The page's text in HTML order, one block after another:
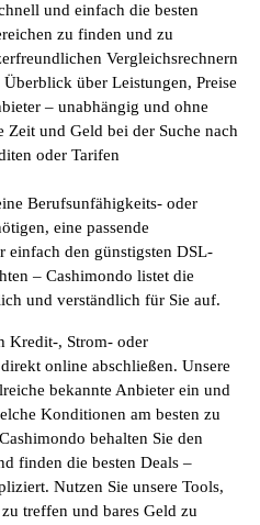
und einfach die besten
zu finden und zu
Vergleichsrechnern
über Leistungen, Preise
– unabhängig und ohne
Zeit und Geld bei der Suche nach
oder Tarifen
Berufsunfähigkeits- oder
eine passende
einfach den günstigsten DSL-
– Cashimondo listet die
und verständlich für Sie auf.
Kredit-, Strom- oder
online abschließen. Unsere
bekannte Anbieter ein und
Konditionen am besten zu
behalten Sie den
finden die besten Deals –
Nutzen Sie unsere Tools,
treffen und bares Geld zu